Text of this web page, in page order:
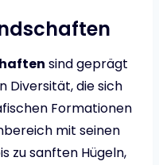
sind geprägt
Diversität, die sich
Formationen
mit seinen
zu sanften Hügeln,